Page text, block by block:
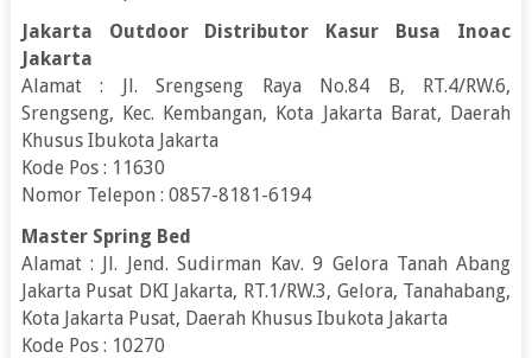
Jakarta Outdoor Distributor Kasur Busa Inoac
Jakarta
Alamat : Jl. Srengseng Raya No.84 B, RT.4/RW.6,
Srengseng, Kec. Kembangan, Kota Jakarta Barat, Daerah
Khusus Ibukota Jakarta
Kode Pos : 11630
Nomor Telepon : 0857-8181-6194
Master Spring Bed
Alamat : Jl. Jend. Sudirman Kav. 9 Gelora Tanah Abang
Jakarta Pusat DKI Jakarta, RT.1/RW.3, Gelora, Tanahabang,
Kota Jakarta Pusat, Daerah Khusus Ibukota Jakarta
Kode Pos : 10270